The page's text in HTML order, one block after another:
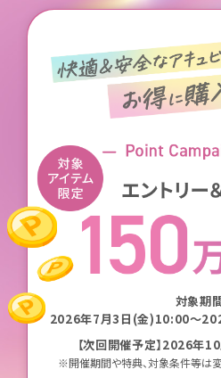
対象期
2026年7月3日(金)10:00～
【次回開催予定】2026年
※開催期間や特典、対象条件等は